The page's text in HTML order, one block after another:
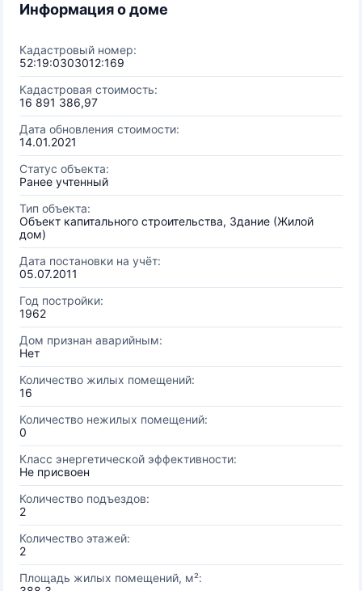
Информация о доме
Кадастровый номер:
52:19:0303012:169
Кадастровая стоимость:
16 891 386,97
Дата обновления стоимости:
14.01.2021
Статус объекта:
Ранее учтенный
Тип объекта:
Объект капитального строительства, Здание (Жилой
дом)
Дата постановки на учёт:
05.07.2011
Год постройки:
1962
Дом признан аварийным:
Нет
Количество жилых помещений:
16
Количество нежилых помещений:
0
Класс энергетической эффективности:
Не присвоен
Количество подъездов:
2
Количество этажей:
2
Площадь жилых помещений, м²: